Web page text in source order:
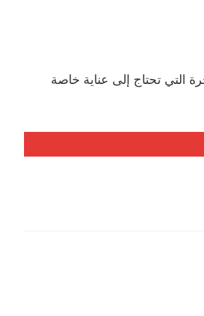
تحتاج إلى عناية خاصة